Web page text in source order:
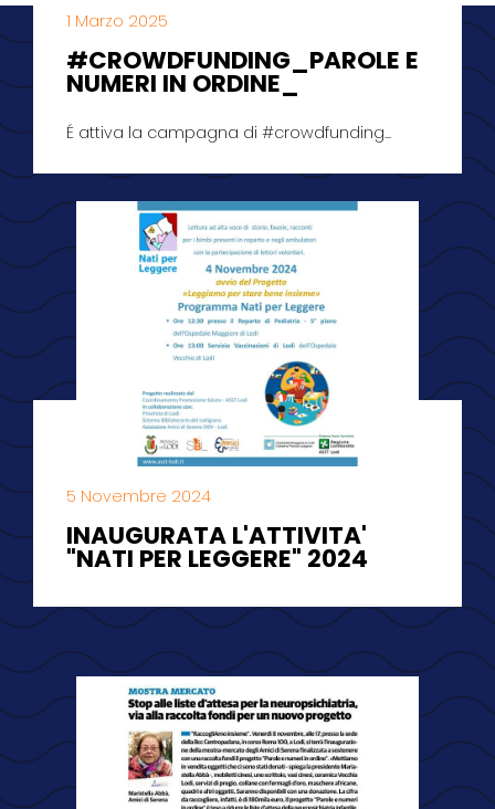
1 Marzo 2025
#CROWDFUNDING_PAROLE E
NUMERI IN ORDINE_
É attiva la campagna di #crowdfunding...
5 Novembre 2024
INAUGURATA L'ATTIVITA'
"NATI PER LEGGERE" 2024